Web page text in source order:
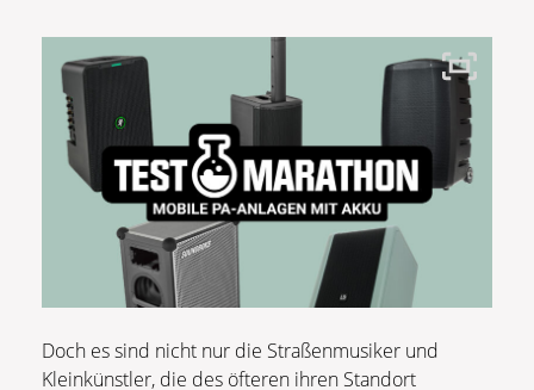
Doch es sind nicht nur die Straßenmusiker und
Kleinkünstler, die des öfteren ihren Standort